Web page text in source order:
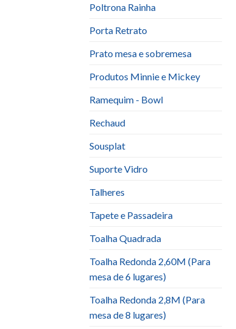
Poltrona Rainha
Porta Retrato
Prato mesa e sobremesa
Produtos Minnie e Mickey
Ramequim - Bowl
Rechaud
Sousplat
Suporte Vidro
Talheres
Tapete e Passadeira
Toalha Quadrada
Toalha Redonda 2,60M (Para
mesa de 6 lugares)
Toalha Redonda 2,8M (Para
mesa de 8 lugares)